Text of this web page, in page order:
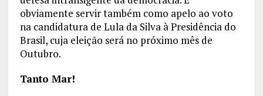
obviamente servir também como apelo ao voto
na candidatura de Lula da Silva à Presidência do
Brasil, cuja eleição será no próximo mês de
Outubro.
Tanto Mar!